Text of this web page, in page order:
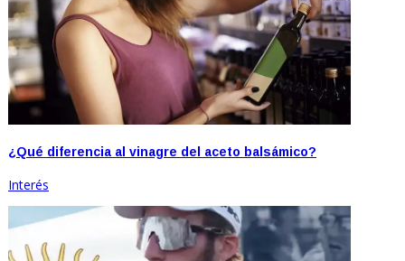
¿Qué diferencia al vinagre del aceto balsámico?
Interés